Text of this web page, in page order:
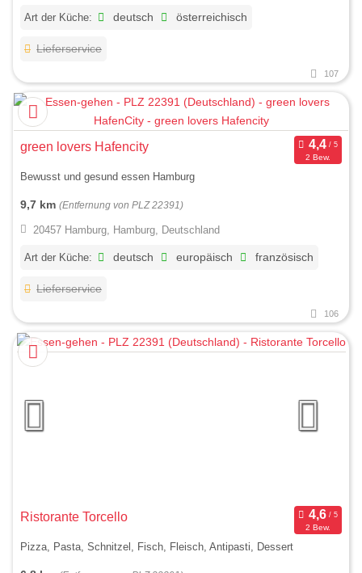
Art der Küche: deutsch österreichisch
Lieferservice
107
green lovers Hafencity
2 Bew.
Bewusst und gesund essen Hamburg
9,7 km (Entfernung von PLZ 22391)
20457 Hamburg, Hamburg, Deutschland
Art der Küche: deutsch europäisch französisch
Lieferservice
106
Ristorante Torcello
2 Bew.
Pizza, Pasta, Schnitzel, Fisch, Fleisch, Antipasti, Dessert